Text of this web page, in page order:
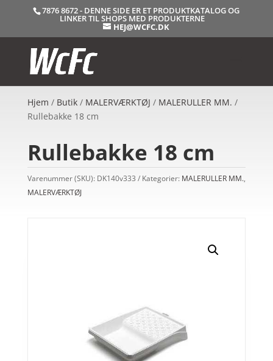
7876 8672 - DENNE SIDE ER ET PRODUKTKATALOG OG
LINKER TIL SHOPS MED PRODUKTERNE
HEJ@WCFC.DK
Hjem / Butik/ MALERVÆRKTØJ / MALERULLER MM. /
Rullebakke 18 cm
Rullebakke 18 cm
Varenummer (SKU): DK140v333 Kategorier: MALERULLER MM.,
MALERVÆRKTØJ